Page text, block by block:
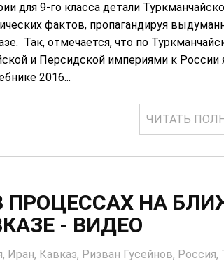
для 9-го класса детали
фактов, пропагандируя
Так, отмечается, что по
и Персидской империями к России
2016...
ЧИТАТЬ
ПРОЦЕССАХ НА
- ВИДЕО
Иран, Кавказ, Ризван Гусейнов, Россия,